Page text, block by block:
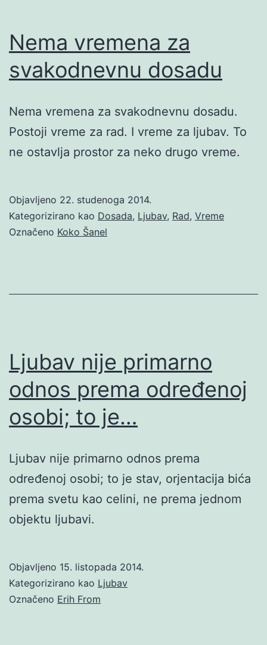
Nema vremena za
svakodnevnu dosadu
Nema vremena za svakodnevnu dosadu.
Postoji vreme za rad. I vreme za ljubav. To
ne ostavlja prostor za neko drugo vreme.
Objavljeno 22. studenoga 2014.
Kategorizirano kao Dosada, Ljubav, Rad, Vreme
Označeno Koko Šanel
Ljubav nije primarno
odnos prema određenoj
osobi; to je…
Ljubav nije primarno odnos prema
određenoj osobi; to je stav, orjentacija bića
prema svetu kao celini, ne prema jednom
objektu ljubavi.
Objavljeno 15. listopada 2014.
Kategorizirano kao Ljubav
Označeno Erih From